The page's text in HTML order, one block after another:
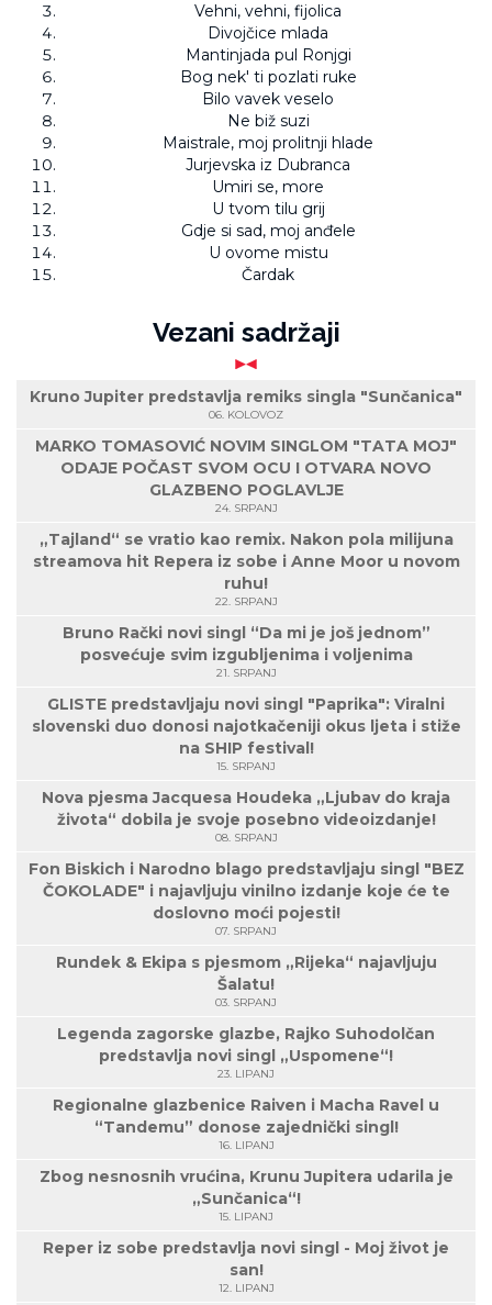
Vehni, vehni, fijolica
Divojčice mlada
Mantinjada pul Ronjgi
Bog nek' ti pozlati ruke
Bilo vavek veselo
Ne biž suzi
Maistrale, moj prolitnji hlade
Jurjevska iz Dubranca
Umiri se, more
U tvom tilu grij
Gdje si sad, moj anđele
U ovome mistu
Čardak
Vezani sadržaji
Kruno Jupiter predstavlja remiks singla "Sunčanica"
06. KOLOVOZ
MARKO TOMASOVIĆ NOVIM SINGLOM "TATA MOJ"
ODAJE POČAST SVOM OCU I OTVARA NOVO
GLAZBENO POGLAVLJE
24. SRPANJ
„Tajland“ se vratio kao remix. Nakon pola milijuna
streamova hit Repera iz sobe i Anne Moor u novom
ruhu!
22. SRPANJ
Bruno Rački novi singl “Da mi je još jednom”
posvećuje svim izgubljenima i voljenima
21. SRPANJ
GLISTE predstavljaju novi singl "Paprika": Viralni
slovenski duo donosi najotkačeniji okus ljeta i stiže
na SHIP festival!
15. SRPANJ
Nova pjesma Jacquesa Houdeka „Ljubav do kraja
života“ dobila je svoje posebno videoizdanje!
08. SRPANJ
Fon Biskich i Narodno blago predstavljaju singl "BEZ
ČOKOLADE" i najavljuju vinilno izdanje koje će te
doslovno moći pojesti!
07. SRPANJ
Rundek & Ekipa s pjesmom „Rijeka“ najavljuju
Šalatu!
03. SRPANJ
Legenda zagorske glazbe, Rajko Suhodolčan
predstavlja novi singl „Uspomene“!
23. LIPANJ
Regionalne glazbenice Raiven i Macha Ravel u
“Tandemu” donose zajednički singl!
16. LIPANJ
Zbog nesnosnih vrućina, Krunu Jupitera udarila je
„Sunčanica“!
15. LIPANJ
Reper iz sobe predstavlja novi singl - Moj život je
san!
12. LIPANJ